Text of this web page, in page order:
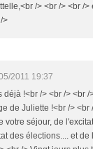
/> <br /> <br />
>
2011 19:37
déjà !<br /> <br /> <br /
de Juliette !<br /> <br
votre séjour, de
des élections.... et de